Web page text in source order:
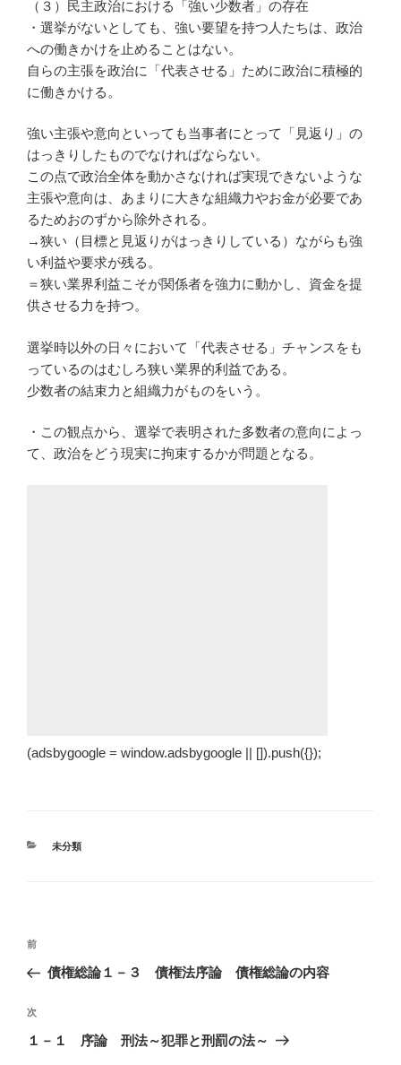
（３）民主政治における「強い少数者」の存在
・選挙がないとしても、強い要望を持つ人たちは、政治
への働きかけを止めることはない。
自らの主張を政治に「代表させる」ために政治に積極的
に働きかける。
強い主張や意向といっても当事者にとって「見返り」の
はっきりしたものでなければならない。
この点で政治全体を動かさなければ実現できないような
主張や意向は、あまりに大きな組織力やお金が必要であ
るためおのずから除外される。
→狭い（目標と見返りがはっきりしている）ながらも強
い利益や要求が残る。
＝狭い業界利益こそが関係者を強力に動かし、資金を提
供させる力を持つ。
選挙時以外の日々において「代表させる」チャンスをも
っているのはむしろ狭い業界的利益である。
少数者の結束力と組織力がものをいう。
・この観点から、選挙で表明された多数者の意向によっ
て、政治をどう現実に拘束するかが問題となる。
(adsbygoogle = window.adsbygoogle || []).push({});
カ
未分類
投
ビ
ゲ
過
去
投
稿
前
債権総論１－３ 債権法序論 債権総論の内容
次
の
次
１－１ 序論 刑法～犯罪と刑罰の法～